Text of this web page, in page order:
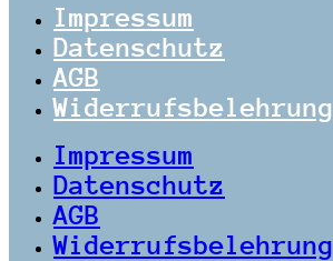
Impressum
Datenschutz
AGB
Widerrufsbelehrung
Impressum
Datenschutz
AGB
Widerrufsbelehrung